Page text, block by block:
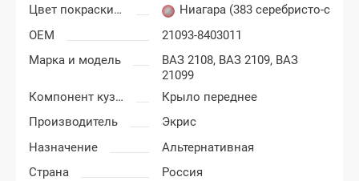
Цвет покраски ВАЗ 2108, 2109, 21099
Ниагара (383 серебристо-
OEM
21093-8403011
Марка и модель
ВАЗ 2108, ВАЗ 2109, ВАЗ
21099
Компонент кузова
Крыло переднее
Производитель
Экрис
Назначение
Альтернативная
Страна
Россия